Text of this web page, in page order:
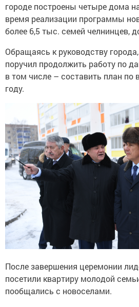
городе построены четыре дома
время реализации программы
более 6,5 тыс. семей челнинцев,
Обращаясь к руководству
поручил продолжить работу по
в том числе – составить план по
году.
После завершения церемонии
посетили квартиру молодой
пообщались с новоселами.